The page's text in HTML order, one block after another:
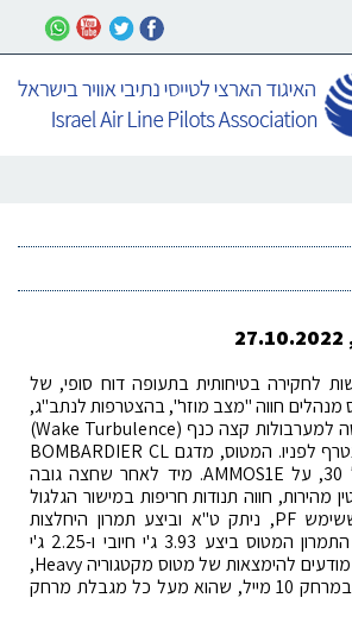
לחקירה בטיחותית בתעופה דוח סופי, של
מנהלים חווה "מצב מוזר", בהצטרפות לנתב"ג,
ככל הנראה עקב כניסה למערבולות קצה כנף (Wake Turbulence)
של מטוס B744 שהצטרף לפניו. המטוס, מדגם BOMBARDIER CL
300, הצטרף למסלול 30, על AMMOS1E. מיד לאחר שחצה גובה
מהירות, חווה תנודות חריפות במישור הגלגול
והעלרוד. הקברניט, ששימש PF, ניתק ט"א וביצע תמרון היחלצות
ממצב מוזר. במהלך התמרון המטוס ביצע 3.93 ג'י חיובי ו-2.25 ג'י
שלילי. הטייסים לא היו מודעים להימצאות של מטוס מקטגוריה Heavy,
לפניהם אולם זה היה במרחק 10 מייל, שהוא מעל כל מגבלת מרחק